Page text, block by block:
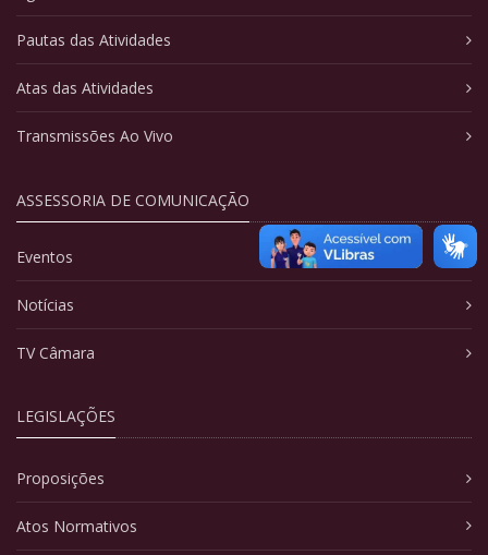
Pautas das Atividades
Atas das Atividades
Transmissões Ao Vivo
ASSESSORIA DE COMUNICAÇÃO
Eventos
Notícias
TV Câmara
LEGISLAÇÕES
Proposições
Atos Normativos